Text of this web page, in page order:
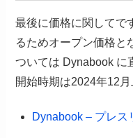
最後に価格に関してで
るためオープン価格と
ついては Dynabook に
開始時期は2024年12
Dynabook – プレス